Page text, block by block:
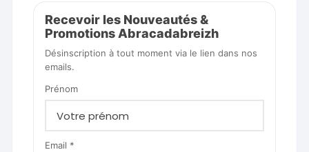
Recevoir les Nouveautés &
Promotions Abracadabreizh
Désinscription à tout moment via le lien dans nos
emails.
Prénom
Email *